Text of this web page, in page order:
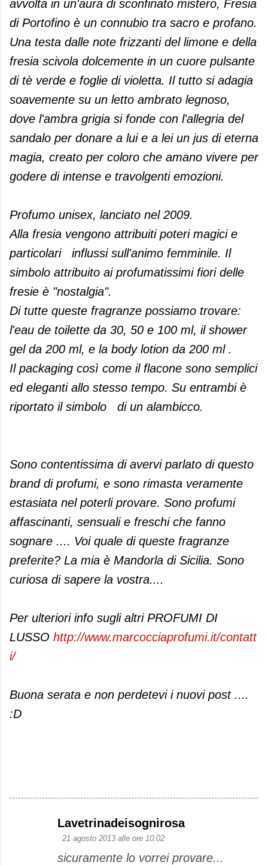
avvolta in un'aura di sconfinato mistero, Fresia
di Portofino è un connubio tra sacro e profano.
Una testa dalle note frizzanti del limone e della
fresia scivola dolcemente in un cuore pulsante
di tè verde e foglie di violetta. Il tutto si adagia
soavemente su un letto ambrato legnoso,
dove l'ambra grigia si fonde con l'allegria del
sandalo per donare a lui e a lei un jus di eterna
magia, creato per coloro che amano vivere per
godere di intense e travolgenti emozioni.
Profumo unisex, lanciato nel 2009.
Alla fresia vengono attribuiti poteri magici e
particolari
influssi sull'animo femminile. Il
simbolo attribuito ai profumatissimi fiori delle
fresie è "nostalgia".
Di tutte queste fragranze possiamo trovare:
l'eau de toilette da 30, 50 e 100 ml, il shower
gel da 200 ml, e la body lotion da 200 ml .
Il packaging così come il flacone sono semplici
ed eleganti allo stesso tempo. Su entrambi è
riportato il simbolo di un alambicco.
Sono contentissima di avervi parlato di questo
brand di profumi, e sono rimasta veramente
estasiata nel poterli provare. Sono profumi
affascinanti, sensuali e freschi che fanno
sognare .... Voi quale di queste fragranze
preferite? La mia è Mandorla di Sicilia. Sono
curiosa di sapere la vostra....
Per ulteriori info sugli altri PROFUMI DI
LUSSO http://www.marcocciaprofumi.it/contatt
i/
Buona serata e non perdetevi i nuovi post ....
:D
Lavetrinadeisognirosa
21 agosto 2013 alle ore 10:02
sicuramente lo vorrei provare...